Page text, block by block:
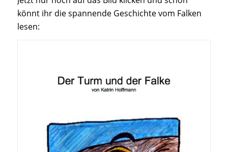
könnt ihr die spannende Geschichte vom Falken
lesen: